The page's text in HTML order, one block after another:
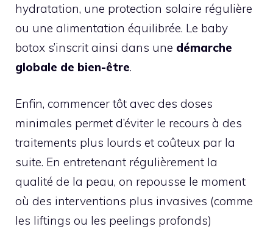
hydratation, une protection solaire régulière
ou une alimentation équilibrée. Le baby
botox s’inscrit ainsi dans une démarche
globale de bien-être.
Enfin, commencer tôt avec des doses
minimales permet d’éviter le recours à des
traitements plus lourds et coûteux par la
suite. En entretenant régulièrement la
qualité de la peau, on repousse le moment
où des interventions plus invasives (comme
les liftings ou les peelings profonds)